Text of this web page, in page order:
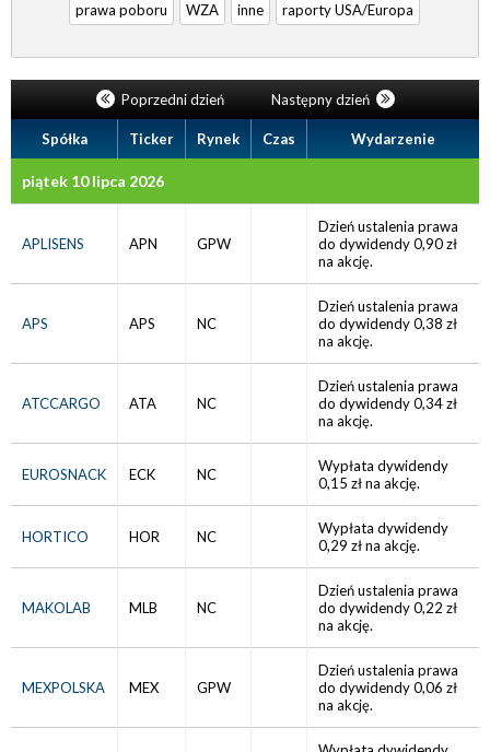
prawa poboru
WZA inne raporty USA/Europa
Poprzedni dzień Następny dzień
Spółka Ticker Rynek Czas Wydarzenie
piątek 10 lipca 2026
APLISENS APN GPW
Dzień ustalenia prawa
do dywidendy 0,90 zł
na akcję.
APS APS NC
Dzień ustalenia prawa
do dywidendy 0,38 zł
na akcję.
ATCCARGO ATA NC
Dzień ustalenia prawa
do dywidendy 0,34 zł
na akcję.
EUROSNACK ECK NC
Wypłata dywidendy
0,15 zł na akcję.
HORTICO HOR NC
Wypłata dywidendy
0,29 zł na akcję.
MAKOLAB MLB NC
Dzień ustalenia prawa
do dywidendy 0,22 zł
na akcję.
MEXPOLSKA MEX GPW
Dzień ustalenia prawa
do dywidendy 0,06 zł
na akcję.